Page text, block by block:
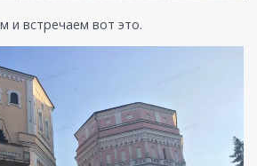
и встречаем вот это.